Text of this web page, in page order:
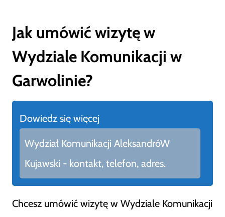
Jak umówić wizytę w
Wydziale Komunikacji w
Garwolinie?
Dowiedz się więcej
Wydział Komunikacji AleksandróW
Kujawski - kontakt, telefon, adres.
Chcesz umówić wizytę w Wydziale Komunikacji